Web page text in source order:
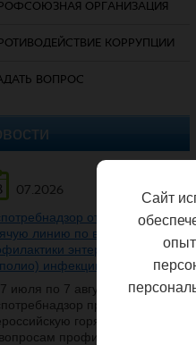
ОРГАНИЗАЦИЯ
КОРРУПЦИИ
ВОПРОС
07.2026
открывает
линию по вопросам
энтеровирусной
инфекции
июля по 7 августа
проведет
горячую линию
профилактики
Сайт